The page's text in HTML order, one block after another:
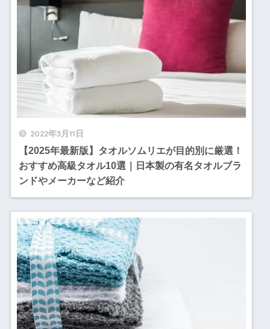
2022年3月11日
【2025年最新版】タオルソムリエが目的別に厳選！
おすすめ高級タオル10選｜日本製の有名タオルブラ
ンドやメーカーなど紹介